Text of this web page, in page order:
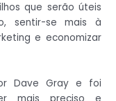
que serão úteis
sentir-se mais à
e economizar
Dave Gray e foi